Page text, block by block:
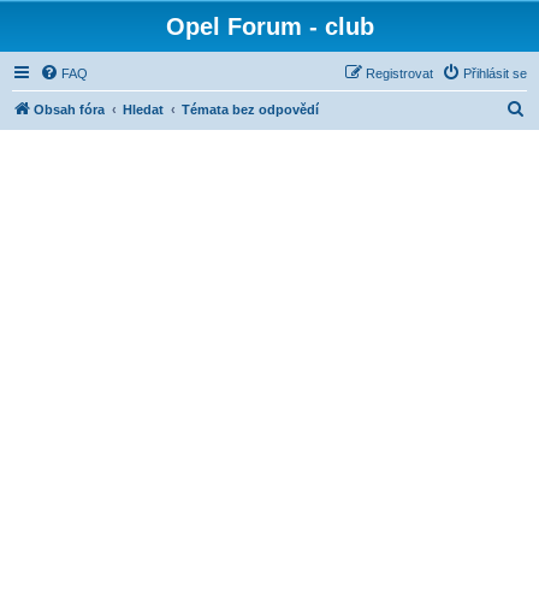
Opel Forum - club
FAQ Přihlásit se
Registrovat
Obsah fóra Hledat Témata bez odpovědí